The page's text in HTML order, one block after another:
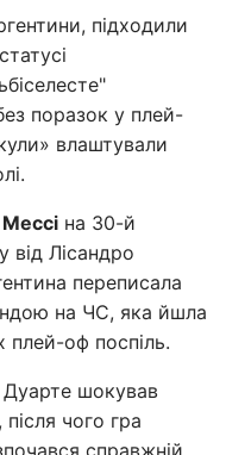
підходили
поразок у плей-
влаштували
на 30-й
від Лісандро
переписала
на ЧС, яка йшла
плей-оф поспіль.
шокував
чого гра
справжній